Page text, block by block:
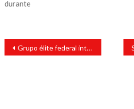
durante
Navegación
entradas
Grupo élite federal intenta orden de aprehensión y responde con agresiones de bala